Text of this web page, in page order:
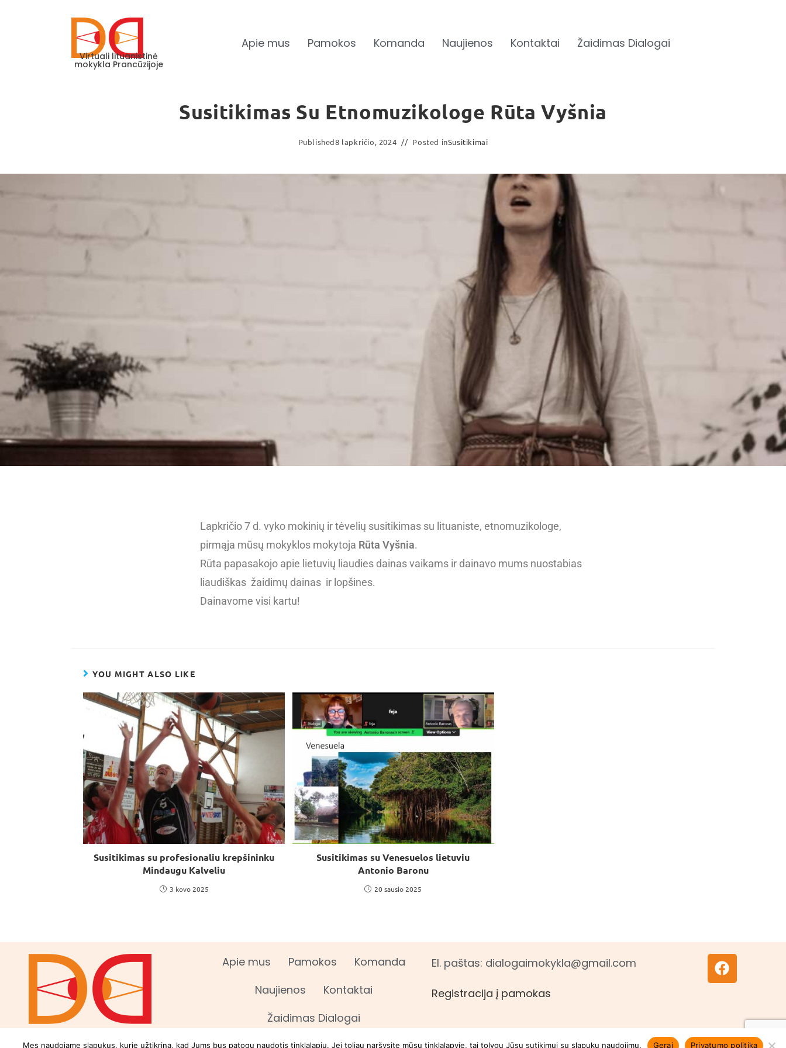
Virtuali lituanistinė
mokykla Prancūzijoje
Apie mus Pamokos Komanda Naujienos Kontaktai Žaidimas Dialogai
Susitikimas Su Etnomuzikologe Rūta Vyšnia
Published8 lapkričio, 2024 Posted inSusitikimai
Lapkričio 7 d. vyko mokinių ir tėvelių susitikimas su lituaniste, etnomuzikologe,
pirmąja mūsų mokyklos mokytoja Rūta Vyšnia.
Rūta papasakojo apie lietuvių liaudies dainas vaikams ir dainavo mums nuostabias
liaudiškas žaidimų dainas ir lopšines.
Dainavome visi kartu!
YOU MIGHT ALSO LIKE
Susitikimas su profesionaliu krepšininku
Mindaugu Kalveliu
3 kovo 2025
Susitikimas su Venesuelos lietuviu
Antonio Baronu
20 sausio 2025
Apie mus Pamokos
Komanda
Naujienos
Kontaktai
Žaidimas Dialogai
El. paštas: dialogaimokykla@gmail.com
Registracija į pamokas
Mes naudojame slapukus, kurie užtikrina, kad Jums bus patogu naudotis tinklalapiu. Jei toliau naršysite mūsų tinklalapyje, tai tolygu Jūsų sutikimui su slapukų naudojimu. Gerai Privatumo politika